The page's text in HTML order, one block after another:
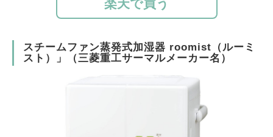
楽天で買う
スチームファン蒸発式加湿器 roomist（ルーミ
スト）」（三菱重工サーマルメーカー名）